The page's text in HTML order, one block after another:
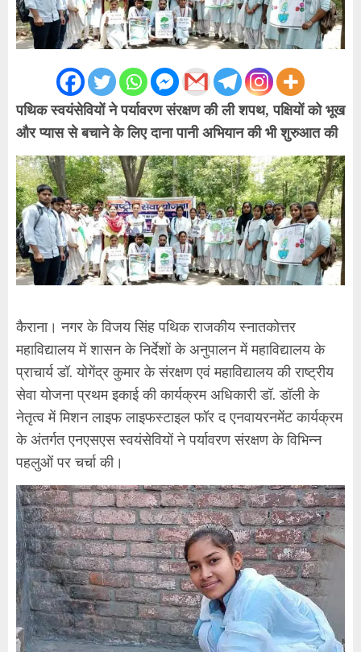
पथिक स्वयंसेवियों ने पर्यावरण संरक्षण की ली शपथ, पक्षियों को भूख
और प्यास से बचाने के लिए दाना पानी अभियान की भी शुरुआत की
कैराना। नगर के विजय सिंह पथिक राजकीय स्नातकोत्तर
महाविद्यालय में शासन के निर्देशों के अनुपालन में महाविद्यालय के
प्राचार्य डॉ. योगेंद्र कुमार के संरक्षण एवं महाविद्यालय की राष्ट्रीय
सेवा योजना प्रथम इकाई की कार्यक्रम अधिकारी डॉ. डॉली के
नेतृत्व में मिशन लाइफ लाइफस्टाइल फॉर द एनवायरनमेंट कार्यक्रम
के अंतर्गत एनएसएस स्वयंसेवियों ने पर्यावरण संरक्षण के विभिन्न
पहलुओं पर चर्चा की।